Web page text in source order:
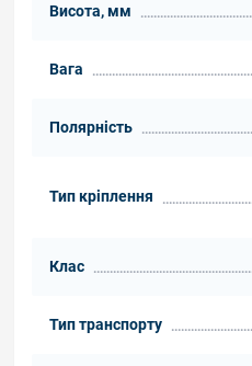
Висота, мм
Вага
Полярність
Тип кріплення
Клас
Тип транспорту